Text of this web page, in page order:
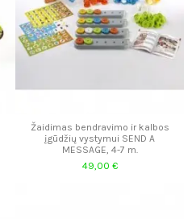
Žaidimas bendravimo ir kalbos
įgūdžių vystymui SEND A
MESSAGE, 4-7 m.
49,00 €